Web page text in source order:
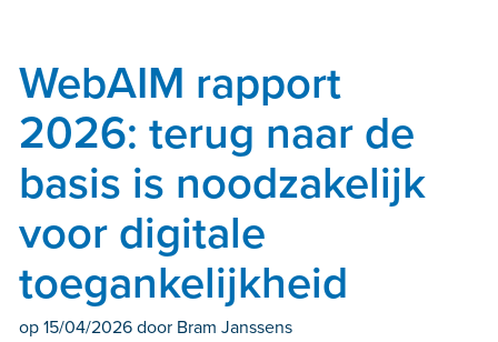
WebAIM rapport
2026: terug naar de
basis is noodzakelijk
voor digitale
toegankelijkheid
op 15/04/2026 door Bram Janssens